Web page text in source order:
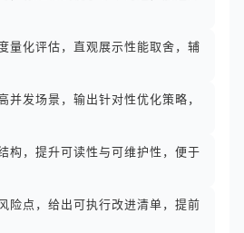
量化评估，直观展示性能取舍，辅
并发场景，输出针对性优化策略，
构，提升可读性与可维护性，便于
险点，给出可执行改进清单，提前